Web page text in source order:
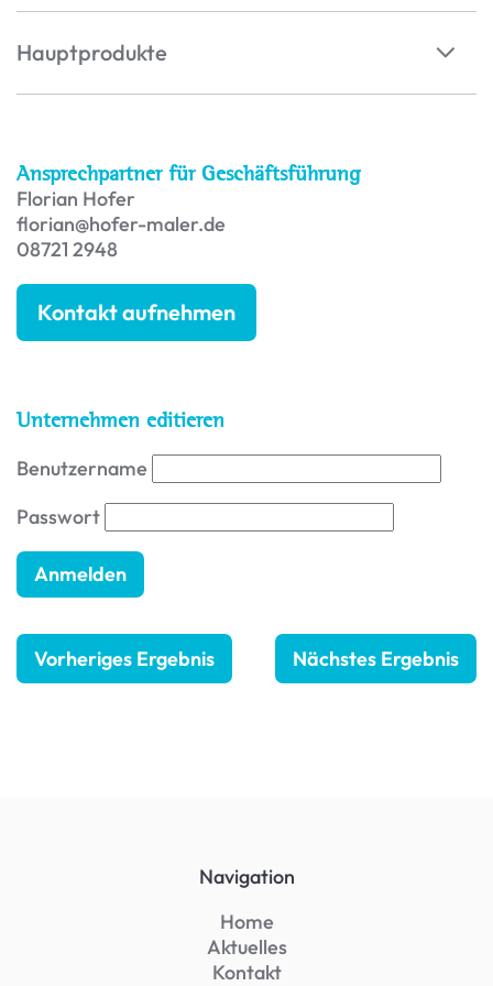
Hauptprodukte
Ansprechpartner für Geschäftsführung
Florian Hofer
florian@hofer-maler.de
08721 2948
Kontakt aufnehmen
Unternehmen editieren
Benutzername
Passwort
Vorheriges Ergebnis Nächstes Ergebnis
Navigation
Home
Aktuelles
Kontakt